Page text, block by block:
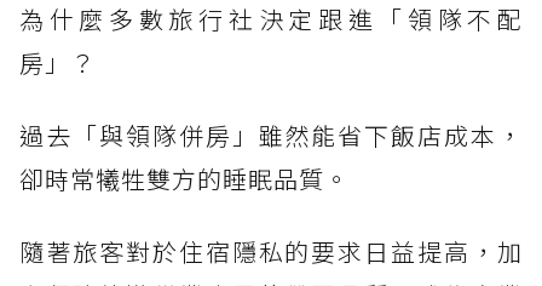
為什麼多數旅行社決定跟進「領隊不配
房」？
過去「與領隊併房」雖然能省下飯店成本，
卻時常犧牲雙方的睡眠品質。
隨著旅客對於住宿隱私的要求日益提高，加